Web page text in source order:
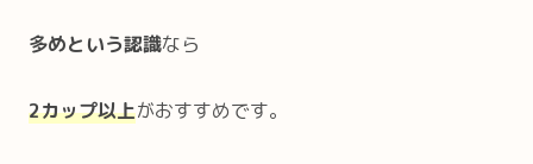
多めという認識なら
2カップ以上がおすすめです。